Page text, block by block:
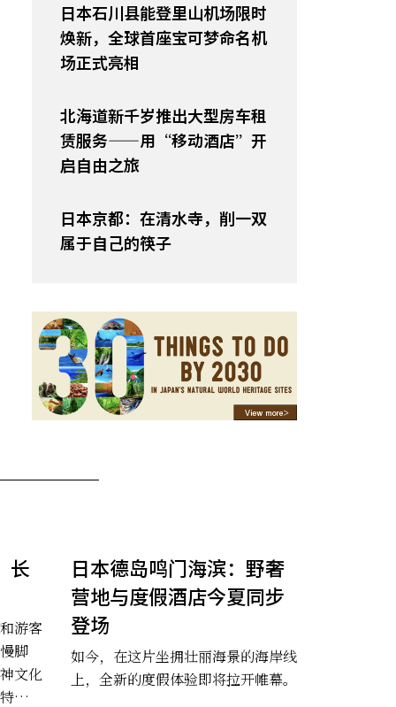
日本石川县能登里山机场限时
焕新，全球首座宝可梦命名机
场正式亮相
北海道新千岁推出大型房车租
赁服务——用“移动酒店”开
启自由之旅
日本京都：在清水寺，削一双
属于自己的筷子
长
游客
脚
文化
别的
日本德岛鸣门海滨：野奢
营地与度假酒店今夏同步
登场
如今，在这片坐拥壮丽海景的海岸线
上，全新的度假体验即将拉开帷幕。